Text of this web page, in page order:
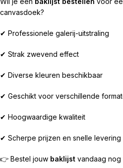
canvasdoek?
✔ Professionele galerij-uitstraling
✔ Strak zwevend effect
✔ Diverse kleuren beschikbaar
✔ Geschikt voor verschillende
✔ Hoogwaardige kwaliteit
✔ Scherpe prijzen en snelle levering
👉 Bestel jouw baklijst vandaag nog